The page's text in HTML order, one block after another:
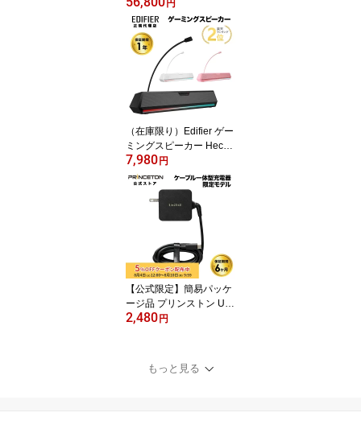
000シリーズ USB 3.2 Ge
n 2x2（USB-C）接続 高
耐久 コンパクト IP55 SX
S2000/1000G kingston I
P55 防水 防塵 type-c 耐
衝撃 ポータブルssd 外付
け ssd 外付けSSD 小型
新生活 国内正規品 キャ
ンセル不可
円
（在庫限り）Edifier ゲー
ミングスピーカー Hecat
e G1500BAR バーチャル
7.1サラウンド 合計5W出
力 Bluetooth5.3 全3色 E
D-G1500BARシリーズ
エディファイアー エディ
ファイヤー スピーカー
サウンドバー Bluetooth
ブルートゥース pc USB
コンパクト 国内正規品
7,980円
【公式限定】簡易パッケ
ージ品 プリンストン Unit
ap ケーブル一体型 PD65
ype-c 1ポート PPS-PD6
5C ユニタップ ACアダプ
2,480円
もっと見る